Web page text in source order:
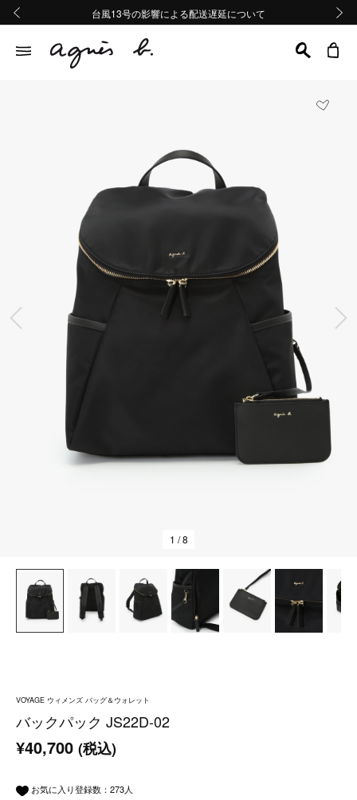
熊本地域地震の影響による配送遅延について
Summer Sale 2buy10%OFF!!
台風13号の影響による配送遅延について
熊本地域地震の影響による配送遅延について
Summer Sale 2buy10%OFF!!
前の画像
1 / 8
VOYAGE ウィメンズ バッグ＆ウォレット
バックパック JS22D-02
¥40,700 (税込)
お気に入り登録数： 273人